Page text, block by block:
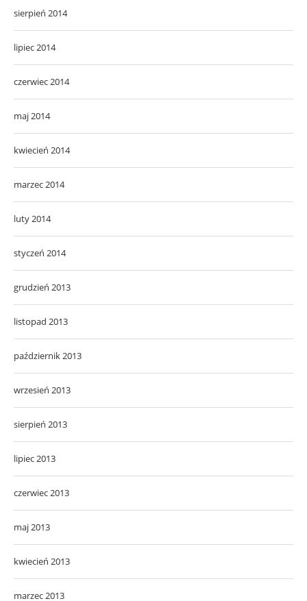
sierpień 2014
lipiec 2014
czerwiec 2014
maj 2014
kwiecień 2014
marzec 2014
luty 2014
styczeń 2014
grudzień 2013
listopad 2013
październik 2013
wrzesień 2013
sierpień 2013
lipiec 2013
czerwiec 2013
maj 2013
kwiecień 2013
marzec 2013